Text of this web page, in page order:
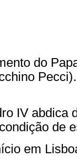
do
IV abdica
de
em